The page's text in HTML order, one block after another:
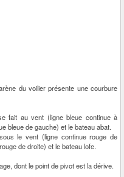
du voilier présente une courbure
fait au vent (ligne bleue continue à
bleue de gauche) et le bateau abat.
le vent (ligne continue rouge de
de droite) et le bateau lofe.
dont le point de pivot est la dérive.